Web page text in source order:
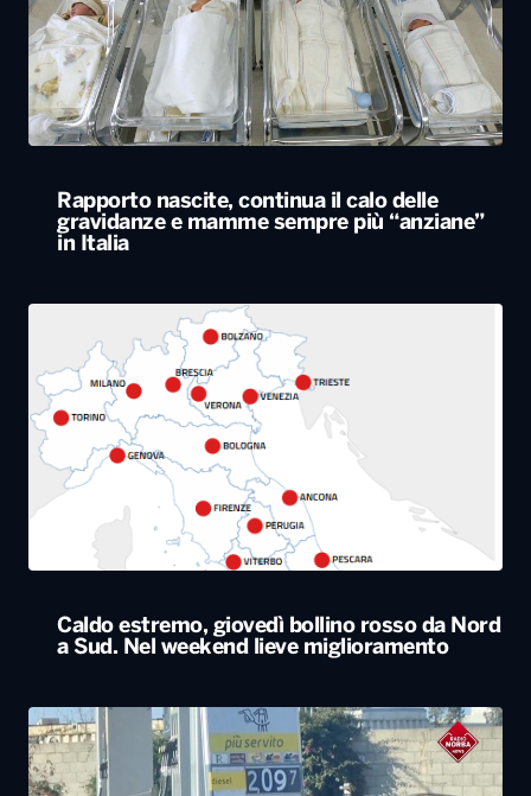
Rapporto nascite, continua il calo delle
gravidanze e mamme sempre più “anziane”
in Italia
Caldo estremo, giovedì bollino rosso da Nord
a Sud. Nel weekend lieve miglioramento